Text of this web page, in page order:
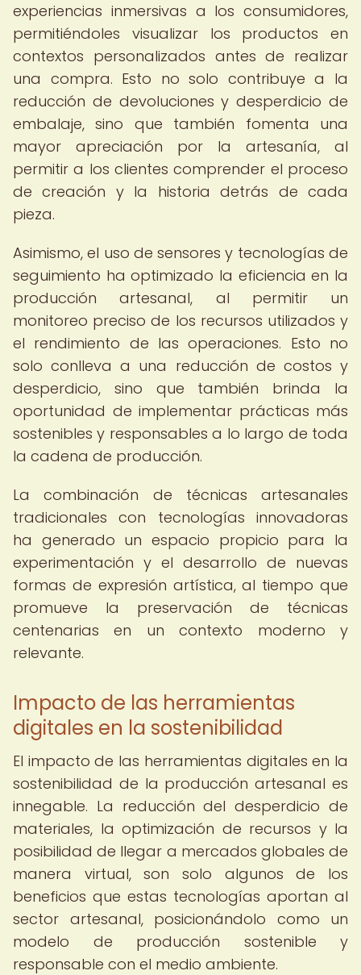
experiencias inmersivas a los consumidores,
permitiéndoles visualizar los productos en
contextos personalizados antes de realizar
una compra. Esto no solo contribuye a la
reducción de devoluciones y desperdicio de
embalaje, sino que también fomenta una
mayor apreciación por la artesanía, al
permitir a los clientes comprender el proceso
de creación y la historia detrás de cada
pieza.
Asimismo, el uso de sensores y tecnologías de
seguimiento ha optimizado la eficiencia en la
producción artesanal, al permitir un
monitoreo preciso de los recursos utilizados y
el rendimiento de las operaciones. Esto no
solo conlleva a una reducción de costos y
desperdicio, sino que también brinda la
oportunidad de implementar prácticas más
sostenibles y responsables a lo largo de toda
la cadena de producción.
La combinación de técnicas artesanales
tradicionales con tecnologías innovadoras
ha generado un espacio propicio para la
experimentación y el desarrollo de nuevas
formas de expresión artística, al tiempo que
promueve la preservación de técnicas
centenarias en un contexto moderno y
relevante.
Impacto de las herramientas
digitales en la sostenibilidad
El impacto de las herramientas digitales en la
sostenibilidad de la producción artesanal es
innegable. La reducción del desperdicio de
materiales, la optimización de recursos y la
posibilidad de llegar a mercados globales de
manera virtual, son solo algunos de los
beneficios que estas tecnologías aportan al
sector artesanal, posicionándolo como un
modelo de producción sostenible y
responsable con el medio ambiente.